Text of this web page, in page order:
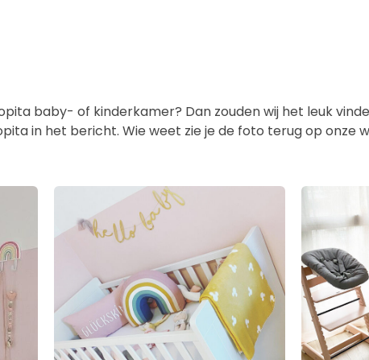
baby- of kinderkamer? Dan zouden wij het leuk
in het bericht. Wie weet zie je de foto terug op onze